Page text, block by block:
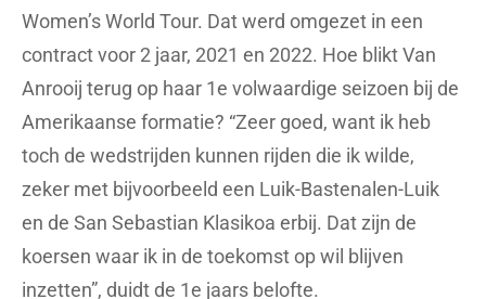
Women’s World Tour. Dat werd omgezet in een
contract voor 2 jaar, 2021 en 2022. Hoe blikt Van
Anrooij terug op haar 1e volwaardige seizoen bij de
Amerikaanse formatie? “Zeer goed, want ik heb
toch de wedstrijden kunnen rijden die ik wilde,
zeker met bijvoorbeeld een Luik-Bastenalen-Luik
en de San Sebastian Klasikoa erbij. Dat zijn de
koersen waar ik in de toekomst op wil blijven
inzetten”, duidt de 1e jaars belofte.